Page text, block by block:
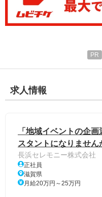
求人情報
「地域イベントの企
スタントになりません
長浜セレモニー株式会社
正社員
滋賀県
月給20万円～25万円